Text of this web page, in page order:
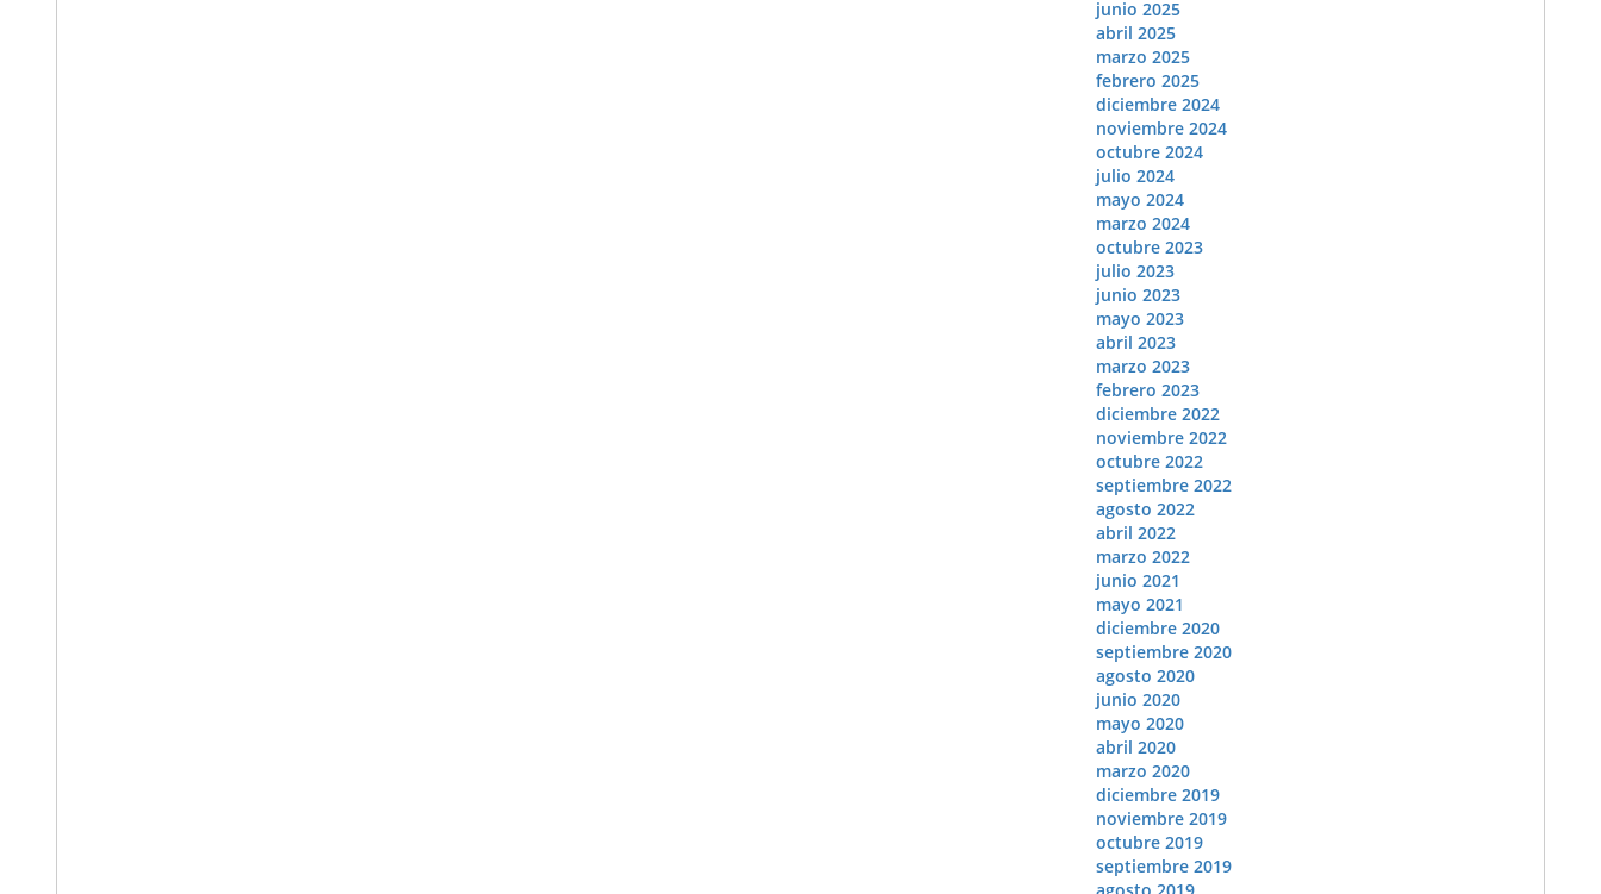
junio 2025
abril 2025
marzo 2025
febrero 2025
diciembre 2024
noviembre 2024
octubre 2024
julio 2024
mayo 2024
marzo 2024
octubre 2023
julio 2023
junio 2023
mayo 2023
abril 2023
marzo 2023
febrero 2023
diciembre 2022
noviembre 2022
octubre 2022
septiembre 2022
agosto 2022
abril 2022
marzo 2022
junio 2021
mayo 2021
diciembre 2020
septiembre 2020
agosto 2020
junio 2020
mayo 2020
abril 2020
marzo 2020
diciembre 2019
noviembre 2019
octubre 2019
septiembre 2019